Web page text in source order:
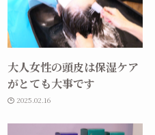
大人女性の頭皮は保湿ケア
がとても大事です
2025.02.16